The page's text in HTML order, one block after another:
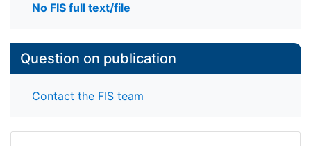
No FIS full text/file
Question on publication
Contact the FIS team